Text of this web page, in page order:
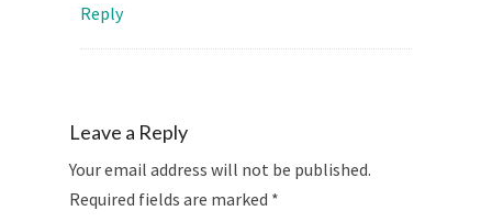
Reply
Leave a Reply
Your email address will not be published.
Required fields are marked *